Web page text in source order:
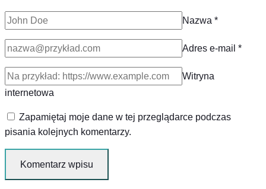
Nazwa *
Adres e-mail *
Witryna
internetowa
Zapamiętaj moje dane w tej przeglądarce podczas
pisania kolejnych komentarzy.